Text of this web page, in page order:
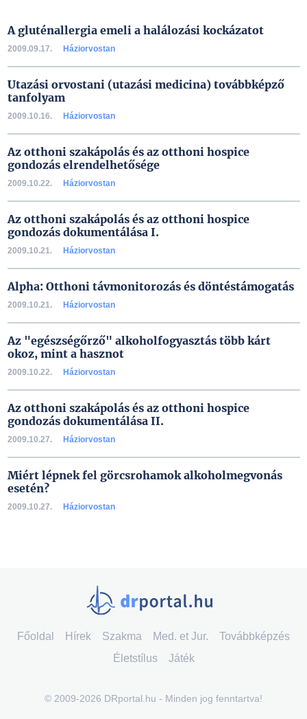
A gluténallergia emeli a halálozási kockázatot
2009.09.17. Háziorvostan
Utazási orvostani (utazási medicina) továbbképző
tanfolyam
2009.10.16. Háziorvostan
Az otthoni szakápolás és az otthoni hospice
gondozás elrendelhetősége
2009.10.22. Háziorvostan
Az otthoni szakápolás és az otthoni hospice
gondozás dokumentálása I.
2009.10.21. Háziorvostan
Alpha: Otthoni távmonitorozás és döntéstámogatás
2009.10.21. Háziorvostan
Az "egészségőrző" alkoholfogyasztás több kárt
okoz, mint a hasznot
2009.10.22. Háziorvostan
Az otthoni szakápolás és az otthoni hospice
gondozás dokumentálása II.
2009.10.27. Háziorvostan
Miért lépnek fel görcsrohamok alkoholmegvonás
esetén?
2009.10.27. Háziorvostan
Főoldal Hírek Szakma Med. et Jur.
Továbbképzés
Életstílus
Játék
© 2009-2026 DRportal.hu - Minden jog fenntartva!